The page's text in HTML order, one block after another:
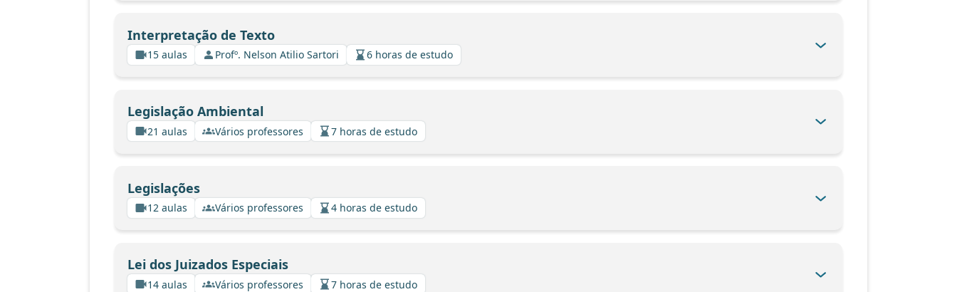
Interpretação de Texto
15 aulas Profº. Nelson Atilio Sartori 6 horas de estudo
Legislação Ambiental
21 aulas Vários professores 7 horas de estudo
Legislações
12 aulas Vários professores 4 horas de estudo
Lei dos Juizados Especiais
14 aulas Vários professores 7 horas de estudo